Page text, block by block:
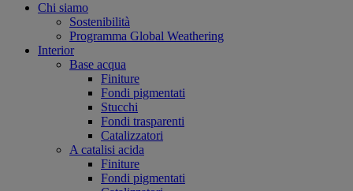
Chi siamo
Sostenibilità
Programma Global Weathering
Interior
Base acqua
Finiture
Fondi pigmentati
Stucchi
Fondi trasparenti
Catalizzatori
A catalisi acida
Finiture
Fondi pigmentati